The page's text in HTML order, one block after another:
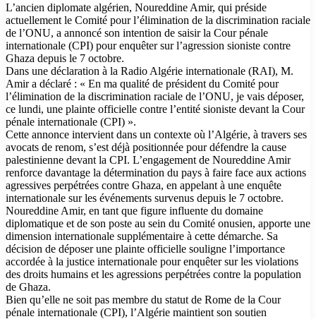
L’ancien diplomate algérien, Noureddine Amir, qui préside
actuellement le Comité pour l’élimination de la discrimination raciale
de l’ONU, a annoncé son intention de saisir la Cour pénale
internationale (CPI) pour enquêter sur l’agression sioniste contre
Ghaza depuis le 7 octobre.
Dans une déclaration à la Radio Algérie internationale (RAI), M.
Amir a déclaré : « En ma qualité de président du Comité pour
l’élimination de la discrimination raciale de l’ONU, je vais déposer,
ce lundi, une plainte officielle contre l’entité sioniste devant la Cour
pénale internationale (CPI) ».
Cette annonce intervient dans un contexte où l’Algérie, à travers ses
avocats de renom, s’est déjà positionnée pour défendre la cause
palestinienne devant la CPI. L’engagement de Noureddine Amir
renforce davantage la détermination du pays à faire face aux actions
agressives perpétrées contre Ghaza, en appelant à une enquête
internationale sur les événements survenus depuis le 7 octobre.
Noureddine Amir, en tant que figure influente du domaine
diplomatique et de son poste au sein du Comité onusien, apporte une
dimension internationale supplémentaire à cette démarche. Sa
décision de déposer une plainte officielle souligne l’importance
accordée à la justice internationale pour enquêter sur les violations
des droits humains et les agressions perpétrées contre la population
de Ghaza.
Bien qu’elle ne soit pas membre du statut de Rome de la Cour
pénale internationale (CPI), l’Algérie maintient son soutien